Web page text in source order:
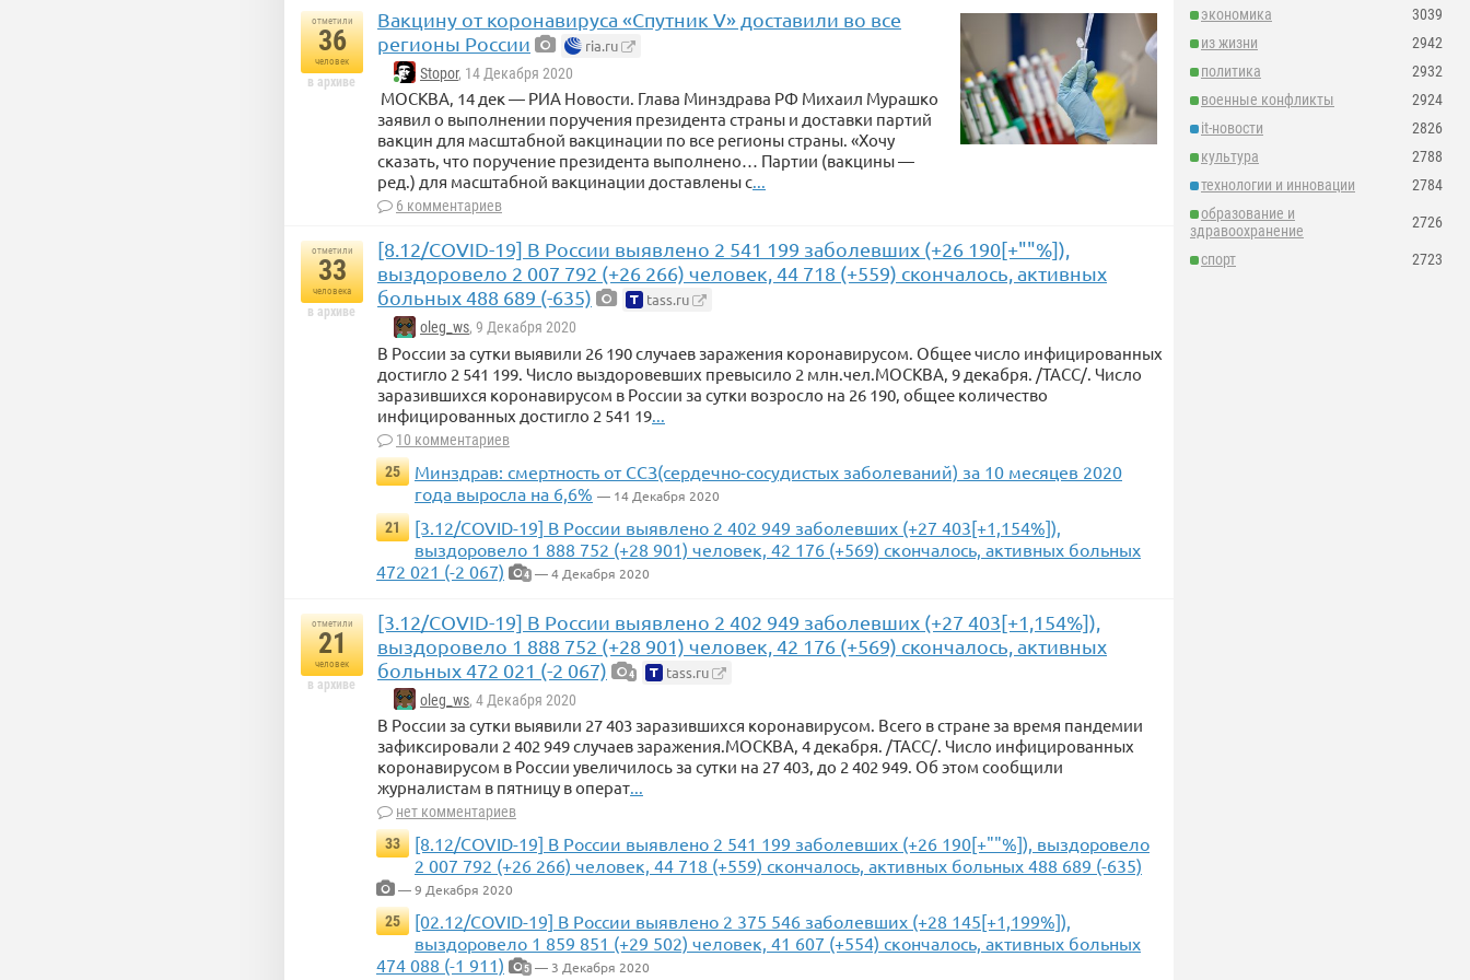
экономика
3039
из жизни
2942
политика
2932
военные конфликты
2924
it-новости
2826
культура
2788
технологии и инновации
2784
образование и
здравоохранение
2726
спорт 2723
отметили
36
человек
в архиве
Вакцину от коронавируса «Спутник V» доставили во все
регионы России
ria.ru
Stopor, 14 Декабря 2020
МОСКВА, 14 дек — РИА Новости. Глава Минздрава РФ Михаил Мурашко
заявил о выполнении поручения президента страны и доставки партий
вакцин для масштабной вакцинации по все регионы страны. «Хочу
сказать, что поручение президента выполнено… Партии (вакцины —
ред.) для масштабной вакцинации доставлены с...
6 комментариев
отметили
33
человека
в архиве
[8.12/COVID-19] В России выявлено 2 541 199 заболевших (+26 190[+""%]),
выздоровело 2 007 792 (+26 266) человек, 44 718 (+559) скончалось, активных
больных 488 689 (-635)
tass.ru
oleg_ws, 9 Декабря 2020
В России за сутки выявили 26 190 случаев заражения коронавирусом. Общее число инфицированных
достигло 2 541 199. Число выздоровевших превысило 2 млн.чел.МОСКВА, 9 декабря. /ТАСС/. Число
заразившихся коронавирусом в России за сутки возросло на 26 190, общее количество
инфицированных достигло 2 541 19
10 комментариев
25
Минздрав: смертность от ССЗ(сердечно-сосудистых заболеваний) за 10 месяцев 2020
года выросла на 6,6% — 14 Декабря 2020
21
[3.12/COVID-19] В России выявлено 2 402 949 заболевших (+27 403[+1,154%]),
выздоровело 1 888 752 (+28 901) человек, 42 176 (+569) скончалось, активных больных
472 021 (-2 067)
4 — 4 Декабря 2020
отметили
21
человек
в архиве
[3.12/COVID-19] В России выявлено 2 402 949 заболевших (+27 403[+1,154%]),
выздоровело 1 888 752 (+28 901) человек, 42 176 (+569) скончалось, активных
больных 472 021 (-2 067)
4 tass.ru
oleg_ws, 4 Декабря 2020
В России за сутки выявили 27 403 заразившихся коронавирусом. Всего в стране за время пандемии
зафиксировали 2 402 949 случаев заражения.МОСКВА, 4 декабря. /ТАСС/. Число инфицированных
коронавирусом в России увеличилось за сутки на 27 403, до 2 402 949. Об этом сообщили
журналистам в пятницу в операт...
нет комментариев
33
[8.12/COVID-19] В России выявлено 2 541 199 заболевших (+26 190[+""%]), выздоровело
2 007 792 (+26 266) человек, 44 718 (+559) скончалось, активных больных 488 689 (-635)
— 9 Декабря 2020
25
[02.12/COVID-19] В России выявлено 2 375 546 заболевших (+28 145[+1,199%]),
выздоровело 1 859 851 (+29 502) человек, 41 607 (+554) скончалось, активных больных
474 088 (-1 911)
5 — 3 Декабря 2020